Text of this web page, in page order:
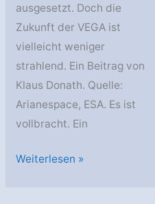
ausgesetzt. Doch die
Zukunft der VEGA ist
vielleicht weniger
strahlend. Ein Beitrag von
Klaus Donath. Quelle:
Arianespace, ESA. Es ist
vollbracht. Ein
Perfekter
Weiterlesen »